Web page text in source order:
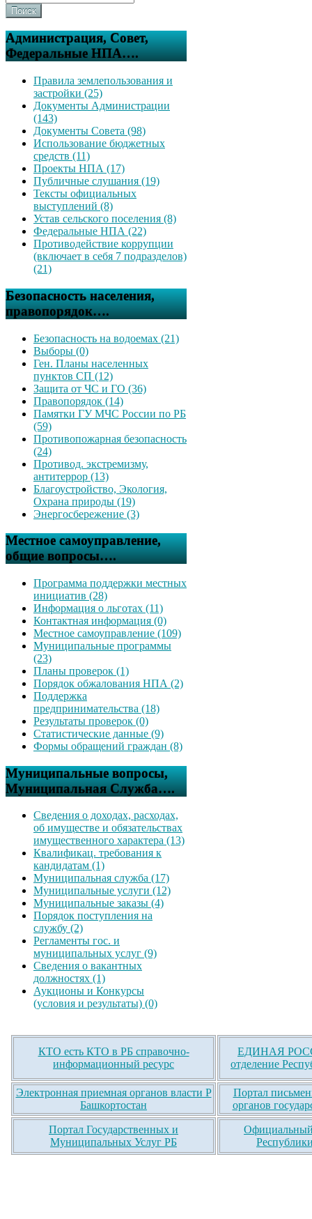
Поиск
Администрация, Совет,
Федеральные НПА….
Правила землепользования и
застройки (25)
Документы Администрации
(143)
Документы Совета (98)
Использование бюджетных
средств (11)
Проекты НПА (17)
Публичные слушания (19)
Тексты официальных
выступлений (8)
Устав сельского поселения (8)
Федеральные НПА (22)
Противодействие коррупции
(включает в себя 7 подразделов)
(21)
Безопасность населения,
правопорядок….
Безопасность на водоемах (21)
Выборы (0)
Ген. Планы населенных
пунктов СП (12)
Защита от ЧС и ГО (36)
Правопорядок (14)
Памятки ГУ МЧС России по РБ
(59)
Противопожарная безопасность
(24)
Противод. экстремизму,
антитеррор (13)
Благоустройство, Экология,
Охрана природы (19)
Энергосбережение (3)
Местное самоуправление,
общие вопросы….
Программа поддержки местных
инициатив (28)
Информация о льготах (11)
Контактная информация (0)
Местное самоуправление (109)
Муниципальные программы
(23)
Планы проверок (1)
Порядок обжалования НПА (2)
Поддержка
предпринимательства (18)
Результаты проверок (0)
Статистические данные (9)
Формы обращений граждан (8)
Муниципальные вопросы,
Муниципальная Служба….
Сведения о доходах, расходах,
об имуществе и обязательствах
имущественного характера (13)
Квалификац. требования к
кандидатам (1)
Муниципальная служба (17)
Муниципальные услуги (12)
Муниципальные заказы (4)
Порядок поступления на
службу (2)
Регламенты гос. и
муниципальных услуг (9)
Сведения о вакантных
должностях (1)
Аукционы и Конкурсы
(условия и результаты) (0)
КТО есть КТО в РБ справочно-
информационный ресурс
ЕДИНАЯ
отделение
Электронная приемная органов власти Р
Башкортостан
Портал
органов
Портал Государственных и
Муниципальных Услуг РБ
Официальный